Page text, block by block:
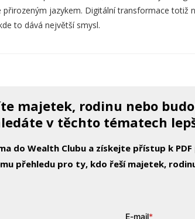
jazykem. Digitální transformace totiž
to dává největší smysl.
majetek, rodinu nebo
v těchto tématech
do Wealth Clubu a získejte přístup k
přehledu pro ty, kdo řeší majetek,
E-mail*